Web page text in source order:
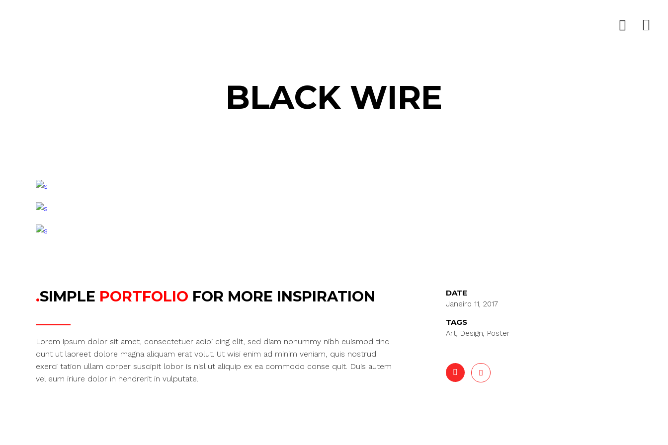
BLACK WIRE
.SIMPLE PORTFOLIO FOR MORE INSPIRATION
Lorem ipsum dolor sit amet, consectetuer adipi cing elit, sed diam nonummy nibh euismod tinc
dunt ut laoreet dolore magna aliquam erat volut. Ut wisi enim ad minim veniam, quis nostrud
exerci tation ullam corper suscipit lobor is nisl ut aliquip ex ea commodo conse quit. Duis autem
vel eum iriure dolor in hendrerit in vulputate.
DATE
Janeiro 11, 2017
TAGS
Art, Design, Poster